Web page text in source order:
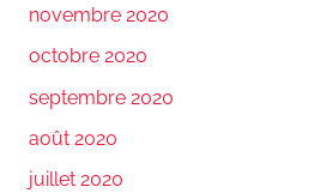
novembre 2020
octobre 2020
septembre 2020
août 2020
juillet 2020